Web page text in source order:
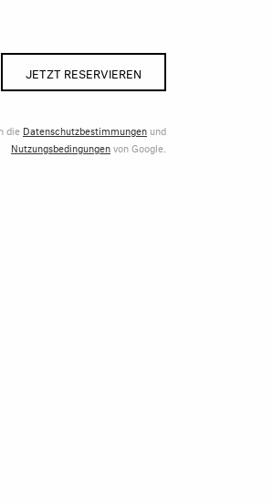
JETZT RESERVIEREN
die Datenschutzbestimmungen und
Nutzungsbedingungenvon Google.